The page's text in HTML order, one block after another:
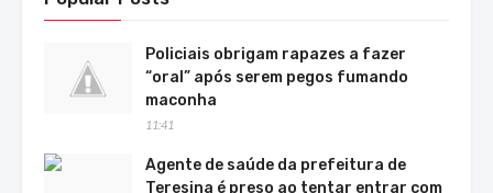
Policiais obrigam rapazes a fazer
“oral” após serem pegos fumando
maconha
11:41
Agente de saúde da prefeitura de
Teresina é preso ao tentar entrar com